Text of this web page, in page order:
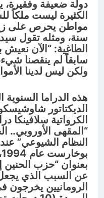
دولة ضعيفة وفقيرة،
الكثيرة ليست ملكاً
مواطن يحرص على
سنة، ومثله تقول
الطاغية: “الآن
سابقاً لم ينقصنا
ولكن ليس لدينا
هذه الدراما السنوية
الديكتاتور
الكرواتية سلافينكا
“المقهى الأوروبي..
النظام الشيوعي”
بعنوان “حزب
عن السبب الذي
الرومانيين